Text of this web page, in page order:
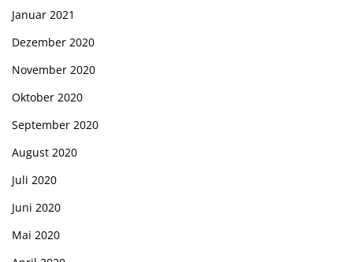
Januar 2021
Dezember 2020
November 2020
Oktober 2020
September 2020
August 2020
Juli 2020
Juni 2020
Mai 2020